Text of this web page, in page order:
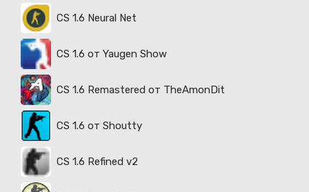
CS 1.6 Neural Net
CS 1.6 от Yaugen Show
CS 1.6 Remastered от TheAmonDit
CS 1.6 от Shoutty
CS 1.6 Refined v2